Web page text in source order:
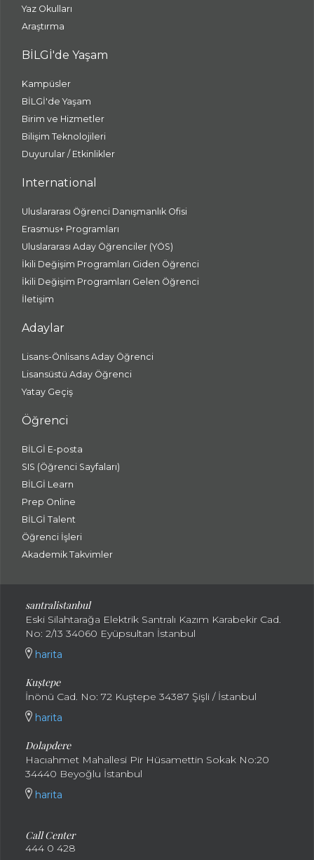
Yaz Okulları
Araştırma
BİLGİ'de Yaşam
Kampüsler
BİLGİ'de Yaşam
Birim ve Hizmetler
Bilişim Teknolojileri
Duyurular / Etkinlikler
International
Uluslararası Öğrenci Danışmanlık Ofisi
Erasmus+ Programları
Uluslararası Aday Öğrenciler (YÖS)
İkili Değişim Programları Giden Öğrenci
İkili Değişim Programları Gelen Öğrenci
İletişim
Adaylar
Lisans-Önlisans Aday Öğrenci
Lisansüstü Aday Öğrenci
Yatay Geçiş
Öğrenci
BİLGİ E-posta
SIS (Öğrenci Sayfaları)
BİLGİ Learn
Prep Online
BİLGİ Talent
Öğrenci İşleri
Akademik Takvimler
santralistanbul
Eski Silahtarağa Elektrik Santralı Kazım Karabekir Cad.
No: 2/13 34060 Eyüpsultan İstanbul
harita
Kuştepe
İnönü Cad. No: 72 Kuştepe 34387 Şişli / İstanbul
harita
Dolapdere
Hacıahmet Mahallesi Pir Hüsamettin Sokak No:20
34440 Beyoğlu İstanbul
harita
Call Center
444 0 428